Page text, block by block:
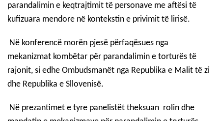
parandalimin e keqtrajtimit të personave me aftësi të
kufizuara mendore në kontekstin e privimit të lirisë.
Në konferencë morën pjesë përfaqësues nga
mekanizmat kombëtar për parandalimin e torturës të
rajonit, si edhe Ombudsmanët nga Republika e Malit të zi
dhe Republika e Sllovenisë.
Në prezantimet e tyre panelistët theksuan rolin dhe